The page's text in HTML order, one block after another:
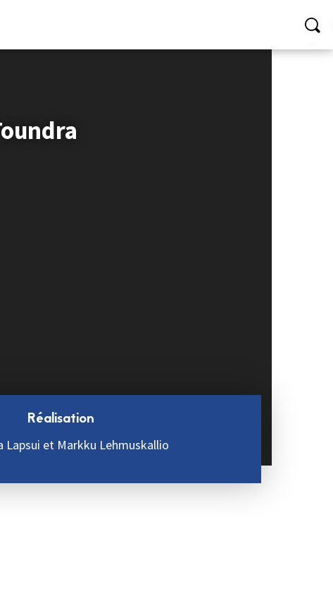
Réalisation
Lapsui et Markku Lehmuskallio